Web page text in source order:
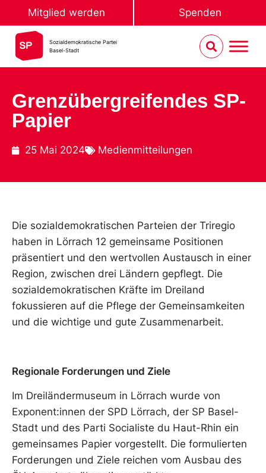
Mitglied werden Spenden
Sozialdemokratische Partei
Basel-Stadt
Grenzübergreifendes SP-
Papier
25 Mai 2024 Medienmitteilungen
Die sozialdemokratischen Parteien der Triregio
haben in Lörrach 12 gemeinsame Positionen
präsentiert und den wertvollen Austausch in einer
Region, zwischen drei Ländern gepflegt. Die
sozialdemokratischen Kräfte im Dreiland
fokussieren auf die Pflege der Gemeinsamkeiten
und die wichtige und gute Zusammenarbeit.
Regionale Forderungen und Ziele
Im Dreiländermuseum in Lörrach wurde von
Exponent:innen der SPD Lörrach, der SP Basel-
Stadt und des Parti Socialiste du Haut-Rhin ein
gemeinsames Papier vorgestellt. Die formulierten
Forderungen und Ziele reichen vom Ausbau des